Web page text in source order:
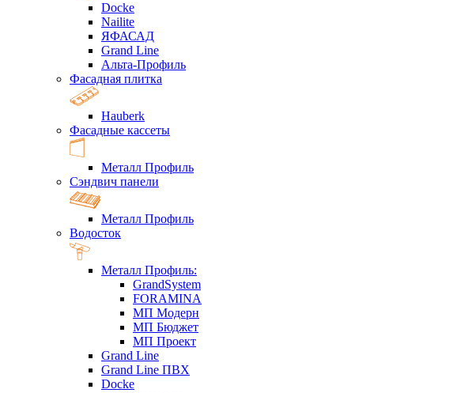
Docke
Nailite
ЯФАСАД
Grand Line
Альта-Профиль
Фасадная плитка
Hauberk
Фасадные кассеты
Металл Профиль
Сэндвич панели
Металл Профиль
Водосток
Металл Профиль:
GrandSystem
FORAMINA
МП Модерн
МП Бюджет
МП Проект
Grand Line
Grand Line ПВХ
Docke